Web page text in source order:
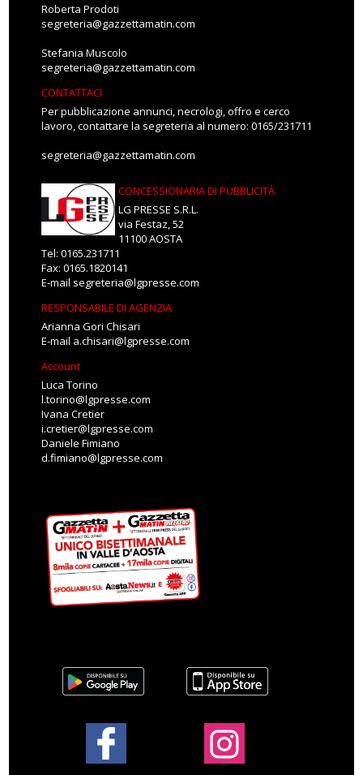
Roberta Prodoti
segreteria@gazzettamatin.com
Stefania Muscolo
segreteria@gazzettamatin.com
CONTATTACI
Per pubblicazione annunci, necrologi, offro e cerco
lavoro, contattare la segreteria al numero: 0165/231711
segreteria@gazzettamatin.com
CONCESSIONARIA DI PUBBLICITÀ
LG PRESSE S.R.L.
via Festaz, 52
11100 AOSTA
Tel: 0165.231711
Fax: 0165.1820141
E-mail segreteria@lgpresse.com
RESPONSABILE DI AGENZIA
Arianna Gori Chisari
E-mail a.chisari@lgpresse.com
Account
Luca Torino
l.torino@lgpresse.com
Ivana Cretier
i.cretier@lgpresse.com
Daniele Fimiano
d.fimiano@lgpresse.com